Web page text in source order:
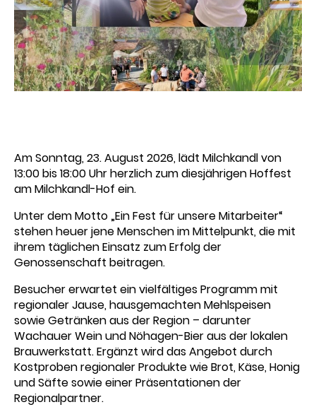
Am Sonntag, 23. August 2026, lädt Milchkandl von
13:00 bis 18:00 Uhr herzlich zum diesjährigen Hoffest
am Milchkandl-Hof ein.
Unter dem Motto „Ein Fest für unsere Mitarbeiter“
stehen heuer jene Menschen im Mittelpunkt, die mit
ihrem täglichen Einsatz zum Erfolg der
Genossenschaft beitragen.
Besucher erwartet ein vielfältiges Programm mit
regionaler Jause, hausgemachten Mehlspeisen
sowie Getränken aus der Region – darunter
Wachauer Wein und Nöhagen-Bier aus der lokalen
Brauwerkstatt. Ergänzt wird das Angebot durch
Kostproben regionaler Produkte wie Brot, Käse, Honig
und Säfte sowie einer Präsentationen der
Regionalpartner.